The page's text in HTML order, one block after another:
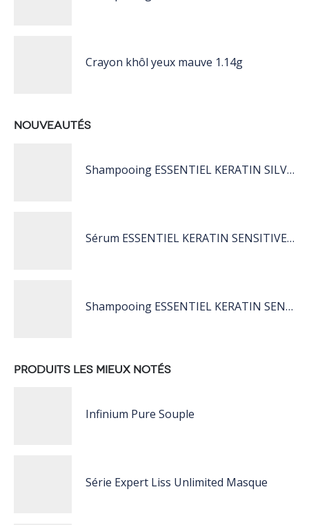
Crayon khôl yeux mauve 1.14g
NOUVEAUTÉS
Shampooing ESSENTIEL KERATIN SILVER 250ML
Sérum ESSENTIEL KERATIN SENSITIVE 40 ML
Shampooing ESSENTIEL KERATIN SENSITIVE 1L
PRODUITS LES MIEUX NOTÉS
Infinium Pure Souple
Série Expert Liss Unlimited Masque